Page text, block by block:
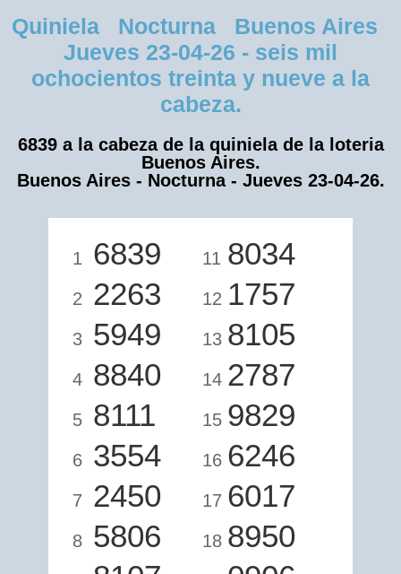
Quiniela Nocturna Buenos Aires
Jueves 23-04-26 - seis mil
ochocientos treinta y nueve a la
cabeza.
6839 a la cabeza de la quiniela de la loteria
Buenos Aires.
Buenos Aires - Nocturna - Jueves 23-04-26.
1 6839
2 2263
3 5949
4 8840
5 8111
6 3554
7 2450
8 5806
11 8034
12 1757
13 8105
14 2787
15 9829
16 6246
17 6017
18 8950